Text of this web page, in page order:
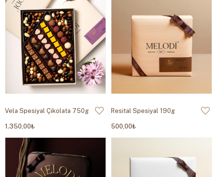
Vela Spesiyal Çikolata 750g
1.350,00₺
Resital Spesiyal 190g
500,00₺